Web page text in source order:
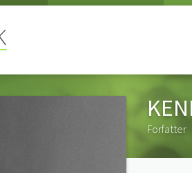
Forfatter